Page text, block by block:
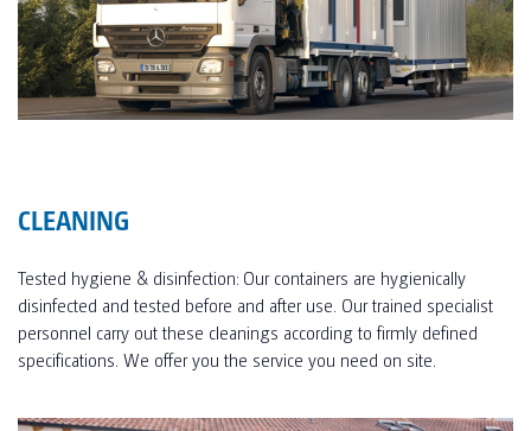
CLEANING
Tested hygiene & disinfection: Our containers are hygienically
disinfected and tested before and after use. Our trained specialist
personnel carry out these cleanings according to firmly defined
specifications. We offer you the service you need on site.